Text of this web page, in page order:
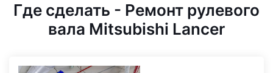
Где сделать - Ремонт рулевого
вала Mitsubishi Lancer